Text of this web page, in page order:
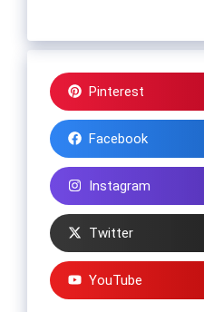
Pinterest
Facebook
Instagram
Twitter
YouTube